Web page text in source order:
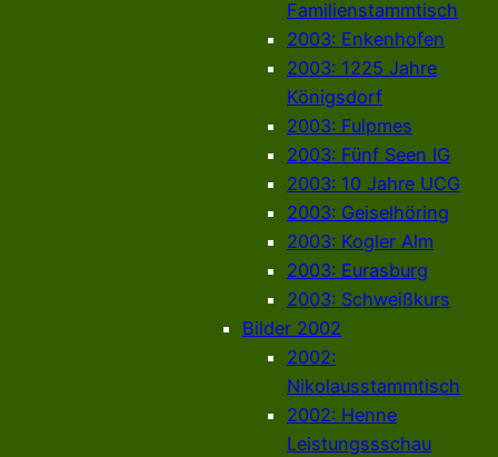
Familienstammtisch
2003: Enkenhofen
2003: 1225 Jahre
Königsdorf
2003: Fulpmes
2003: Fünf Seen IG
2003: 10 Jahre UCG
2003: Geiselhöring
2003: Kogler Alm
2003: Eurasburg
2003: Schweißkurs
Bilder 2002
2002:
Nikolausstammtisch
2002: Henne
Leistungssschau